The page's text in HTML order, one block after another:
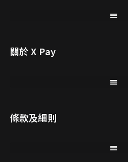
關於 X Pay
條款及細則